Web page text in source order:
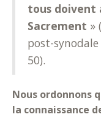
tous doivent
Sacrement »
post-synodale
50).
Nous ordonnons
la connaissance